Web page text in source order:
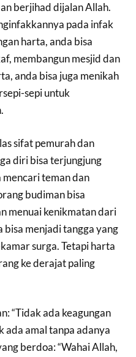
berjihad dijalan Allah.
pada infak
harta, anda bisa
membangun mesjid dan
anda bisa juga menikah
sepi untuk
sifat pemurah dan
diri bisa terjungjung
mencari teman dan
budiman bisa
menuai kenikmatan dari
bisa menjadi tangga yang
surga. Tetapi harta
ke derajat paling
“Tidak ada keagungan
ada amal tanpa adanya
berdoa: “Wahai Allah,